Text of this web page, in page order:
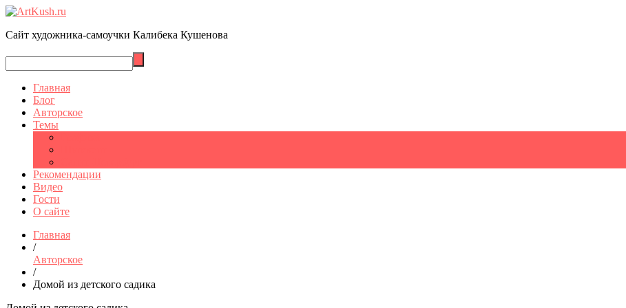
Сайт художника-самоучки Калибека Кушенова
Главная
Блог
Авторское
Темы
Рекомендации
Видео
Гости
О сайте
Главная
/
Авторское
/
Домой из детского садика